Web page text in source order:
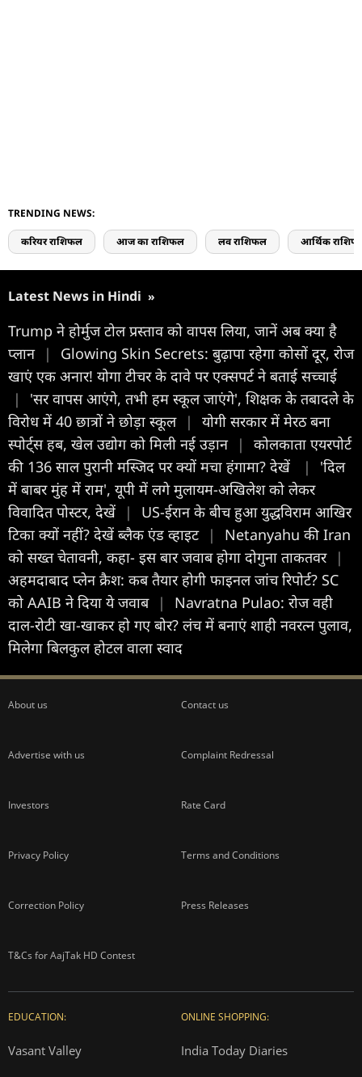
TRENDING NEWS:
करियर राशिफल आज का राशिफल लव राशिफल आर्थिक
Latest News in Hindi »
Trump ने होर्मुज टोल प्रस्ताव को वापस लिया, जानें अब क्या है
प्लान |
Glowing Skin Secrets: बुढ़ापा रहेगा कोसों दूर, रोज
खाएं एक अनार! योगा टीचर के दावे पर एक्सपर्ट ने बताई सच्चाई
|
'सर वापस आएंगे, तभी हम स्कूल जाएंगे', शिक्षक के तबादले के
विरोध में 40 छात्रों ने छोड़ा स्कूल |
योगी सरकार में मेरठ बना
स्पोर्ट्स हब, खेल उद्योग को मिली नई उड़ान |
कोलकाता एयरपोर्ट
की 136 साल पुरानी मस्जिद पर क्यों मचा हंगामा? देखें
|
'दिल
में बाबर मुंह में राम', यूपी में लगे मुलायम-अखिलेश को लेकर
विवादित पोस्टर, देखें
|
US-ईरान के बीच हुआ युद्धविराम आखिर
टिका क्यों नहीं? देखें ब्लैक एंड व्हाइट |
Netanyahu की Iran
को सख्त चेतावनी, कहा- इस बार जवाब होगा दोगुना ताकतवर |
अहमदाबाद प्लेन क्रैश: कब तैयार होगी फाइनल जांच रिपोर्ट? SC
को AAIB ने दिया ये जवाब |
Navratna Pulao: रोज वही
दाल-रोटी खा-खाकर हो गए बोर? लंच में बनाएं शाही नवरत्न पुलाव,
मिलेगा बिलकुल होटल वाला स्वाद
About us Contact us
Advertise with us Complaint Redressal
Investors Rate Card
Privacy Policy Terms and Conditions
Correction Policy Press Releases
T&Cs for AajTak HD Contest
EDUCATION:
Vasant Valley
ONLINE SHOPPING:
India Today Diaries